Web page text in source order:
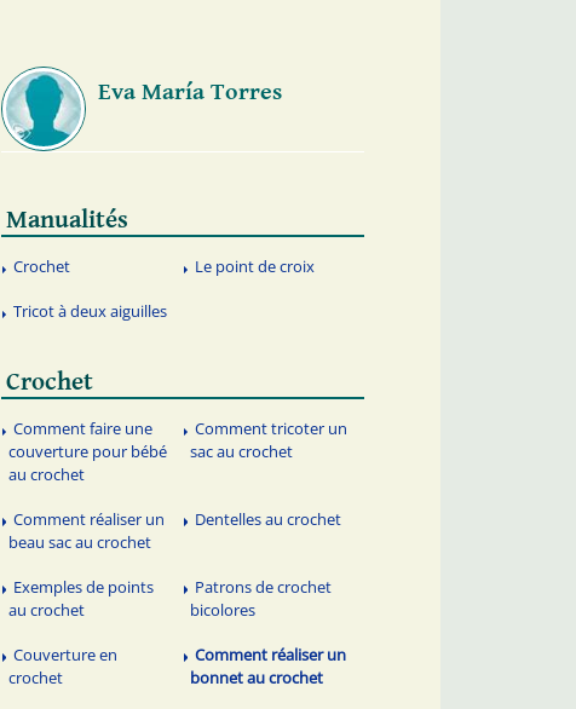
Eva María Torres
Manualités
Crochet Le point de croix
Tricot à deux aiguilles
Crochet
Comment faire une
couverture pour bébé
au crochet
Comment tricoter un
sac au crochet
Comment réaliser un
beau sac au crochet
Dentelles au crochet
Exemples de points
au crochet
Patrons de crochet
bicolores
Couverture en
crochet
Comment réaliser un
bonnet au crochet